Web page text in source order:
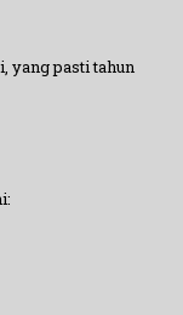
yang pasti tahun